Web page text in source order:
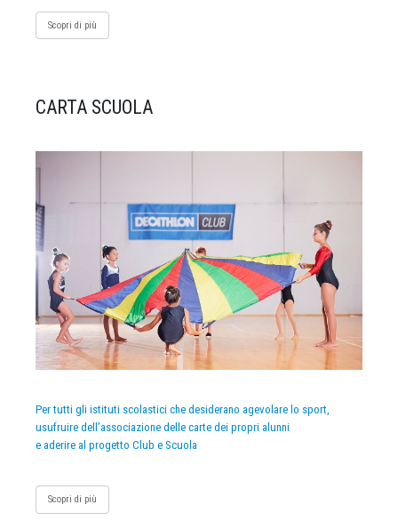
Scopri di più
CARTA SCUOLA
Per tutti gli istituti scolastici che desiderano agevolare lo sport,
usufruire dell’associazione delle carte dei propri alunni
e aderire al progetto Club e Scuola
Scopri di più